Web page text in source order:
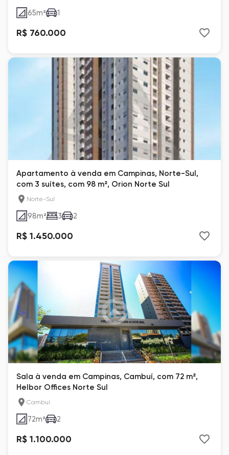
65m² 1
R$ 760.000
Apartamento à venda em Campinas, Norte-Sul,
com 3 suítes, com 98 m², Orion Norte Sul
Norte-Sul
98m² 3 2
R$ 1.450.000
Sala à venda em Campinas, Cambuí, com 72 m²,
Helbor Offices Norte Sul
Cambuí
72m² 2
R$ 1.100.000